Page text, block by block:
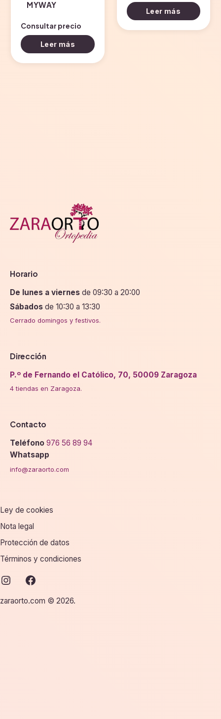
MYWAY
Consultar precio
Leer más
Leer más
Horario
De lunes a viernes de 09:30 a 20:00
Sábados de 10:30 a 13:30
Cerrado domingos y festivos.
Dirección
P.º de Fernando el Católico, 70, 50009 Zaragoza
4 tiendas en Zaragoza.
Contacto
Teléfono 976 56 89 94
Whatsapp
info@zaraorto.com
zaraorto.com © 2026.
Ley de cookies
Nota legal
Protección de datos
Términos y condiciones
instagram